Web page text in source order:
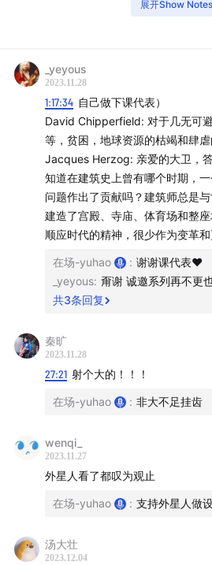
本期是与【城市瞭望塔】的一期
建筑和它们背后的社会生产与审
过去这二十年是中国城市变化最
产，建筑设计本身很少进入公众
是大名鼎鼎的“中国十大丑陋建筑”
年建筑畅言网的一个提案，起初是
嘲，但发展至今，每一次评选都会
作为曾经短暂引领风骚的专业，建
子的文字游戏。但“丑建筑”的议题
人兴奋的机会参与其中，甚至可以
权炫富、猎奇求怪、粗制滥造”
这
率，这里暗含了一种建筑美学的价
实还是如此吗？
展开Show Notes
_yeyous
2023.11.28
1:17:34 自己做下课代表）
David Chipperfield: 对于几无可
等，贫困，地球资源的枯竭和肆虐
Jacques Herzog: 亲爱的大卫，
知道在建筑史上曾有哪个时期，
问题作出了贡献吗？建筑师总是
建造了宫殿、寺庙、体育场和整
顺应时代的精神，很少作为变革和
在场-yuhao : 谢谢课代表♥️
_yeyous: 甭谢 诚邀系列再不更
共3条回复
秦旷
2023.11.28
27:21 射个大的！！！
在场-yuhao : 非大不足挂齿
wenqi_
2023.11.27
外星人看了都叹为观止
在场-yuhao : 支持外星人做
汤大壮
2023.12.04